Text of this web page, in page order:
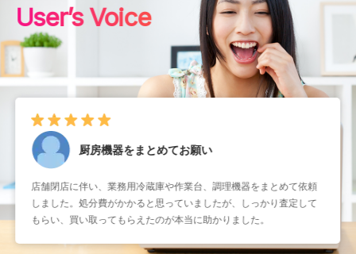
User’s Voice
厨房機器をまとめてお願い
店舗閉店に伴い、業務用冷蔵庫や作業台、調理機器をまとめて依頼
しました。処分費がかかると思っていましたが、しっかり査定して
もらい、買い取ってもらえたのが本当に助かりました。